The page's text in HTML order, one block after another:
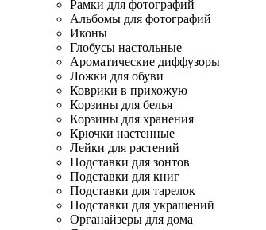
Рамки для фотографий
Альбомы для фотографий
Иконы
Глобусы настольные
Ароматические диффузоры
Ложки для обуви
Коврики в прихожую
Корзины для белья
Корзины для хранения
Крючки настенные
Лейки для растений
Подставки для зонтов
Подставки для книг
Подставки для тарелок
Подставки для украшений
Органайзеры для дома